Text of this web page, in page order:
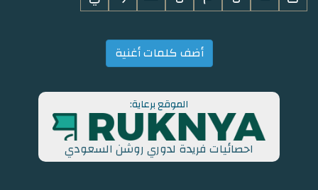
أضف كلمات أغنية
الموقع برعاية:
احصائيات فريدة لدوري روشن السعودي